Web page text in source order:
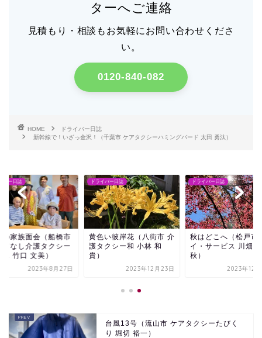
ターへご連絡
見積もり・相談もお気軽にお問い合わせくださ
い。
0120-840-082
HOME
ドライバー日誌
新幹線で！いざっ金沢！（千葉市 ケアタクシーハミングバード 太田 勇汰）
バー日誌
の家族面会（船橋市
てなし介護タクシー
ス 竹口 文美）
2023年8月27日
ドライバー日誌
黄色い彼岸花（八街市 介
護タクシー和 小林 和
貴）
2023年12月23日
ドライバー日誌
秋はどこへ（松戸市
イ・サービス 川畑
秋）
2023年12
台風13号（流山市 ケアタクシーたびく
り 堀切 裕一）